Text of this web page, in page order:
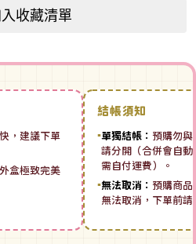
收藏清單
，建議下單
盒極致完美
結帳須知
▪單獨結帳： 預購勿與
請分開（合併會自
需自付運費）。
▪無法取消： 預購商品
無法取消，下單前